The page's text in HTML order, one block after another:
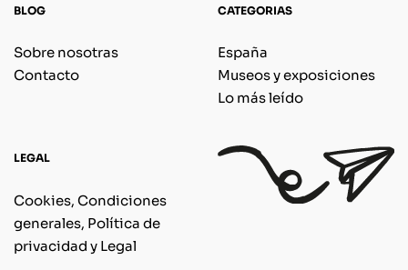
BLOG
Sobre nosotras
Contacto
CATEGORIAS
España
Museos y exposiciones
Lo más leído
LEGAL
Cookies, Condiciones
generales, Política de
privacidad y Legal